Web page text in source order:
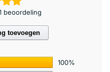
beoordeling
toevoegen
100%